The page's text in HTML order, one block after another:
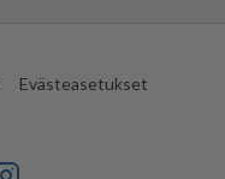
Evästeasetukset